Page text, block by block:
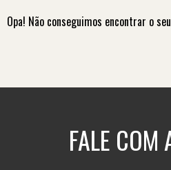
Opa! Não conseguimos encontrar o
FALE COM